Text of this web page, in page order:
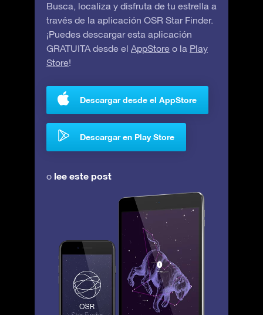
Busca, localiza y disfruta de tu estrella a
través de la aplicación OSR Star Finder.
¡Puedes descargar esta aplicación
GRATUITA desde el AppStore o la Play
Store!
Descargar desde el AppStore
Descargar en Play Store
o lee este post